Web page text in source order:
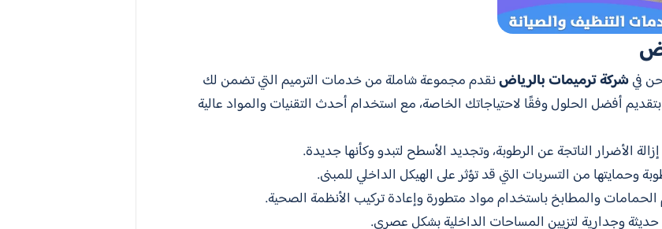
فيشركة ترميمات بالرياضنقدم مجموعة شاملة من خدمات الترميم التي تضمن لك
أفضل الحلول وفقًا لاحتياجاتك الخاصة، مع استخدام أحدث التقنيات والمواد عالية
الأضرار الناتجة عن الرطوبة، وتجديد الأسطح لتبدو وكأنها جديدة.
من التسربات التي قد تؤثر على الهيكل الداخلي للمبنى.
والمطابخ باستخدام مواد متطورة وإعادة تركيب الأنظمة الصحية.
وجدارية لتزيين المساحات الداخلية بشكل عصري.